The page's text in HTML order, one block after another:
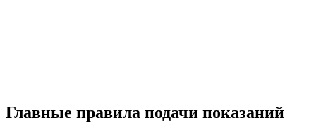
Главные правила подачи показаний